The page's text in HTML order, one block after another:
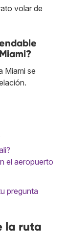
volar de
Miami se
el aeropuerto
pregunta
la ruta